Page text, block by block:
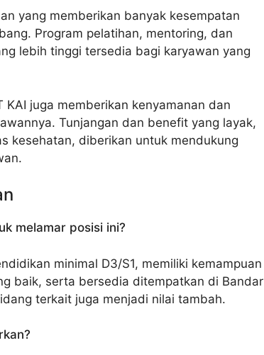
yang memberikan banyak kesempatan
Program pelatihan, mentoring, dan
lebih tinggi tersedia bagi karyawan yang
KAI juga memberikan kenyamanan dan
Tunjangan dan benefit yang layak,
kesehatan, diberikan untuk mendukung
melamar posisi ini?
minimal D3/S1, memiliki kemampuan
baik, serta bersedia ditempatkan di Bandar
terkait juga menjadi nilai tambah.